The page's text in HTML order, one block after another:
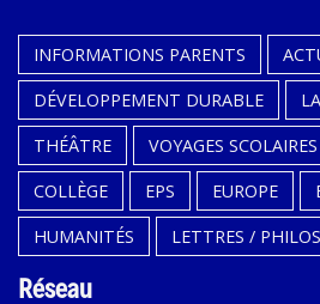
INFORMATIONS PARENTS
DÉVELOPPEMENT DURABLE
THÉÂTRE
VOYAGES SCOLAIRES
COLLÈGE
EPS EUROPE
HUMANITÉS
LETTRES /
Réseau